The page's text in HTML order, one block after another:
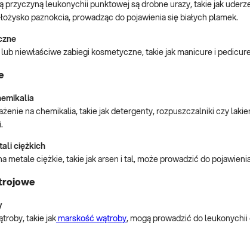
przyczyną leukonychii punktowej są drobne urazy, takie jak
paznokcia, prowadząc do pojawienia się białych plamek.
lub niewłaściwe zabiegi kosmetyczne, takie jak manicure i
na chemikalia, takie jak detergenty, rozpuszczalniki czy
ciężkich
metale ciężkie, takie jak arsen i tal, może prowadzić do
takie jak marskość wątroby, mogą prowadzić do